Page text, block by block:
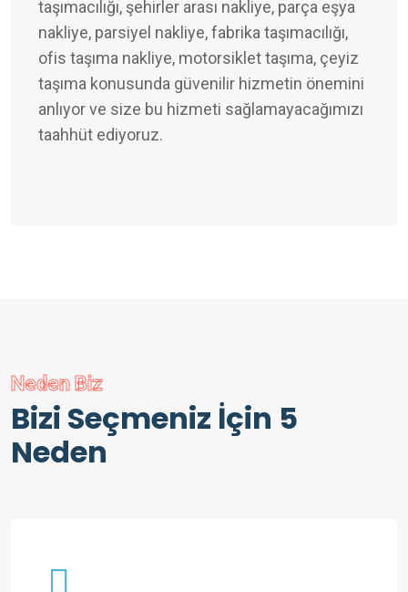
taşımacılığı, şehirler arası nakliye, parça eşya
nakliye, parsiyel nakliye, fabrika taşımacılığı,
ofis taşıma nakliye, motorsiklet taşıma, çeyiz
taşıma konusunda güvenilir hizmetin önemini
anlıyor ve size bu hizmeti sağlamayacağımızı
taahhüt ediyoruz.
Neden Biz
Bizi Seçmeniz İçin 5
Neden